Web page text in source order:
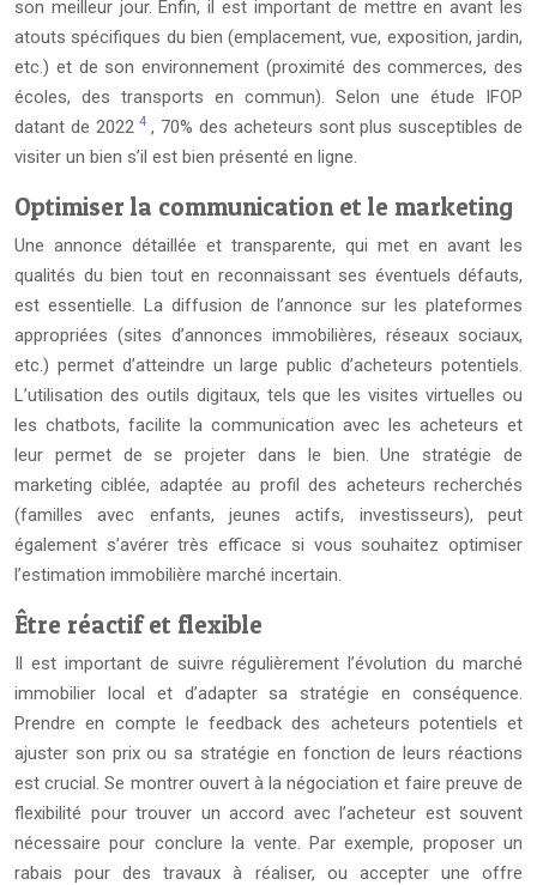
son meilleur jour. Enfin, il est important de mettre en avant les
atouts spécifiques du bien (emplacement, vue, exposition, jardin,
etc.) et de son environnement (proximité des commerces, des
écoles, des transports en commun). Selon une étude IFOP
datant de 20224 , 70% des acheteurs sont plus susceptibles de
visiter un bien s’il est bien présenté en ligne.
Optimiser la communication et le marketing
Une annonce détaillée et transparente, qui met en avant les
qualités du bien tout en reconnaissant ses éventuels défauts,
est essentielle. La diffusion de l’annonce sur les plateformes
appropriées (sites d’annonces immobilières, réseaux sociaux,
etc.) permet d’atteindre un large public d’acheteurs potentiels.
L’utilisation des outils digitaux, tels que les visites virtuelles ou
les chatbots, facilite la communication avec les acheteurs et
leur permet de se projeter dans le bien. Une stratégie de
marketing ciblée, adaptée au profil des acheteurs recherchés
(familles avec enfants, jeunes actifs, investisseurs), peut
également s’avérer très efficace si vous souhaitez optimiser
l’estimation immobilière marché incertain.
Être réactif et flexible
Il est important de suivre régulièrement l’évolution du marché
immobilier local et d’adapter sa stratégie en conséquence.
Prendre en compte le feedback des acheteurs potentiels et
ajuster son prix ou sa stratégie en fonction de leurs réactions
est crucial. Se montrer ouvert à la négociation et faire preuve de
flexibilité pour trouver un accord avec l’acheteur est souvent
nécessaire pour conclure la vente. Par exemple, proposer un
rabais pour des travaux à réaliser, ou accepter une offre